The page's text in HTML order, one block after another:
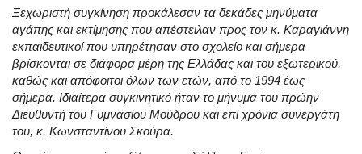
Ξεχωριστή συγκίνηση προκάλεσαν τα δεκάδες μηνύματα
αγάπης και εκτίμησης που απέστειλαν προς τον κ. Καραγιάννη
εκπαιδευτικοί που υπηρέτησαν στο σχολείο και σήμερα
βρίσκονται σε διάφορα μέρη της Ελλάδας και του εξωτερικού,
καθώς και απόφοιτοι όλων των ετών, από το 1994 έως
σήμερα. Ιδιαίτερα συγκινητικό ήταν το μήνυμα του πρώην
Διευθυντή του Γυμνασίου Μούδρου και επί χρόνια συνεργάτη
του, κ. Κωνσταντίνου Σκούρα.